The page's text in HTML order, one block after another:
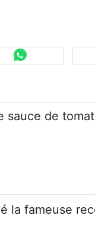
sauce de
la fameuse